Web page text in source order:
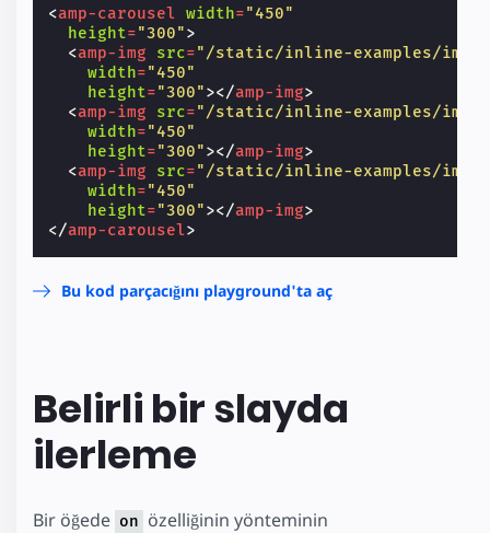
<amp-carousel width="450"
height="300">
<amp-img src="/static/inline-examples/
width="450"
height="300"></amp-img>
<amp-img src="/static/inline-examples/
width="450"
height="300"></amp-img>
<amp-img src="/static/inline-examples/
width="450"
height="300"></amp-img>
</amp-carousel>
Bu kod parçacığını playground'ta aç
Belirli bir slayda
ilerleme
Bir öğede on özelliğinin yönteminin